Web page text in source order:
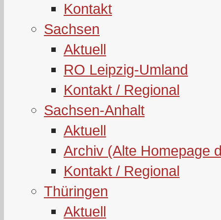
Kontakt
Sachsen
Aktuell
RO Leipzig-Umland
Kontakt / Regional
Sachsen-Anhalt
Aktuell
Archiv (Alte Homepage
Kontakt / Regional
Thüringen
Aktuell